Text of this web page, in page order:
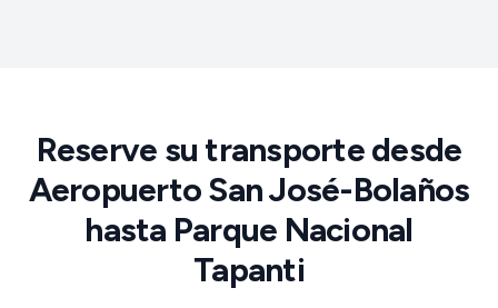
Reserve su transporte desde
Aeropuerto San José-Bolaños
hasta Parque Nacional
Tapanti